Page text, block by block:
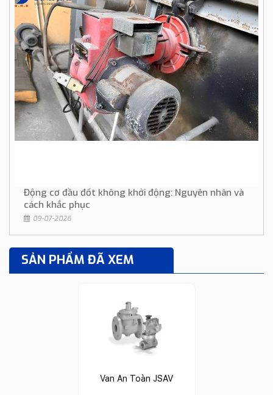
Động cơ đầu đốt không khởi động: Nguyên nhân và
cách khắc phục
09-07-2026
SẢN PHẨM ĐÃ XEM
Van An Toàn JSAV